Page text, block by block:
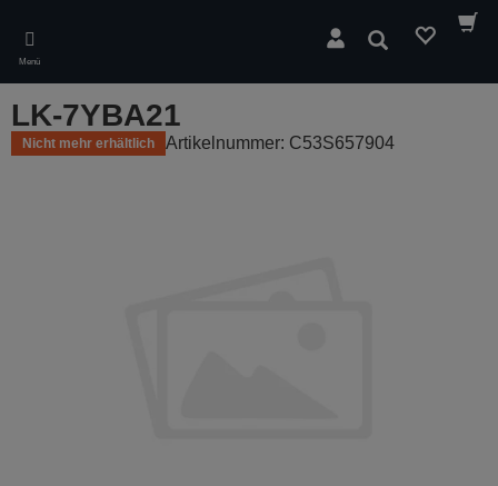
main
content
Menü
Suchen
LK-7YBA21
Nicht mehr erhältlich Artikelnummer: C53S657904